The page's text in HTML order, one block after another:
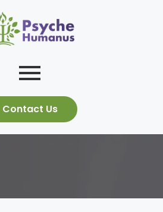
Contact Us